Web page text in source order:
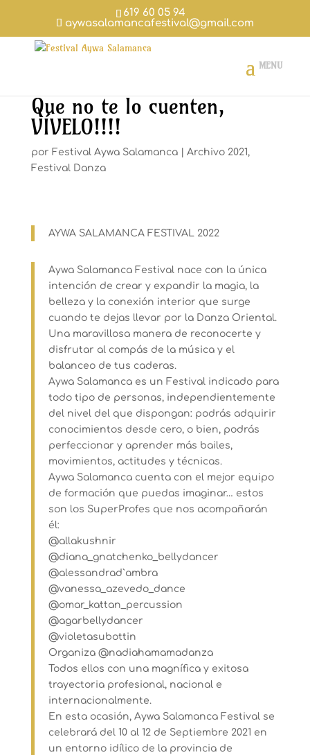
619 60 05 94
aywasalamancafestival@gmail.com
Que no te lo cuenten,
VÍVELO!!!!
por Festival Aywa Salamanca| Archivo 2021,
Festival Danza
AYWA SALAMANCA FESTIVAL 2022
Aywa Salamanca Festival nace con la única
intención de crear y expandir la magia, la
belleza y la conexión interior que surge
cuando te dejas llevar por la Danza Oriental.
Una maravillosa manera de reconocerte y
disfrutar al compás de la música y el
balanceo de tus caderas.
Aywa Salamanca es un Festival indicado para
todo tipo de personas, independientemente
del nivel del que dispongan: podrás adquirir
conocimientos desde cero, o bien, podrás
perfeccionar y aprender más bailes,
movimientos, actitudes y técnicas.
Aywa Salamanca cuenta con el mejor equipo
de formación que puedas imaginar… estos
son los SuperProfes que nos acompañarán
él:
@allakushnir
@diana_gnatchenko_bellydancer
@alessandrad`ambra
@vanessa_azevedo_dance
@omar_kattan_percussion
@agarbellydancer
@violetasubottin
Organiza @nadiahamamadanza
Todos ellos con una magnífica y exitosa
trayectoria profesional, nacional e
internacionalmente.
En esta ocasión, Aywa Salamanca Festival se
celebrará del 10 al 12 de Septiembre 2021 en
un entorno idílico de la provincia de